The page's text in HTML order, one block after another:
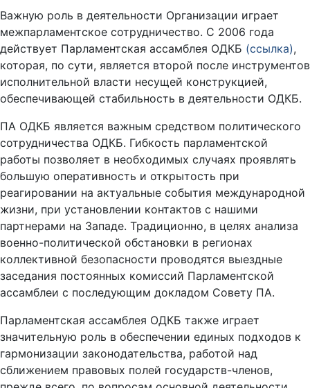
Важную роль в деятельности Организации играет
межпарламентское сотрудничество. С 2006 года
действует Парламентская ассамблея ОДКБ (ссылка),
которая, по сути, является второй после инструментов
исполнительной власти несущей конструкцией,
обеспечивающей стабильность в деятельности ОДКБ.
ПА ОДКБ является важным средством политического
сотрудничества ОДКБ. Гибкость парламентской
работы позволяет в необходимых случаях проявлять
большую оперативность и открытость при
реагировании на актуальные события международной
жизни, при установлении контактов с нашими
партнерами на Западе. Традиционно, в целях анализа
военно-политической обстановки в регионах
коллективной безопасности проводятся выездные
заседания постоянных комиссий Парламентской
ассамблеи с последующим докладом Совету ПА.
Парламентская ассамблея ОДКБ также играет
значительную роль в обеспечении единых подходов к
гармонизации законодательства, работой над
сближением правовых полей государств-членов,